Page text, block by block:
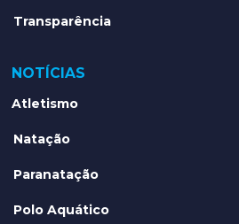
Transparência
NOTÍCIAS
Atletismo
Natação
Paranatação
Polo Aquático